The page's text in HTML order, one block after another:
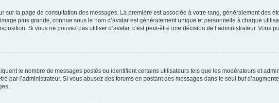
sur la page de consultation des messages. La première est associée à votre rang, généralement des
plus grande, connue sous le nom d’avatar est généralement unique et personnelle à chaque
Si vous ne pouvez pas utiliser d’avatar, c’est peut-être une décision de l’administrateur. Vous
le nombre de messages postés ou identifient certains utilisateurs tels que les modérateurs et
par l’administrateur. Si vous abusez des forums en postant des messages dans le seul but